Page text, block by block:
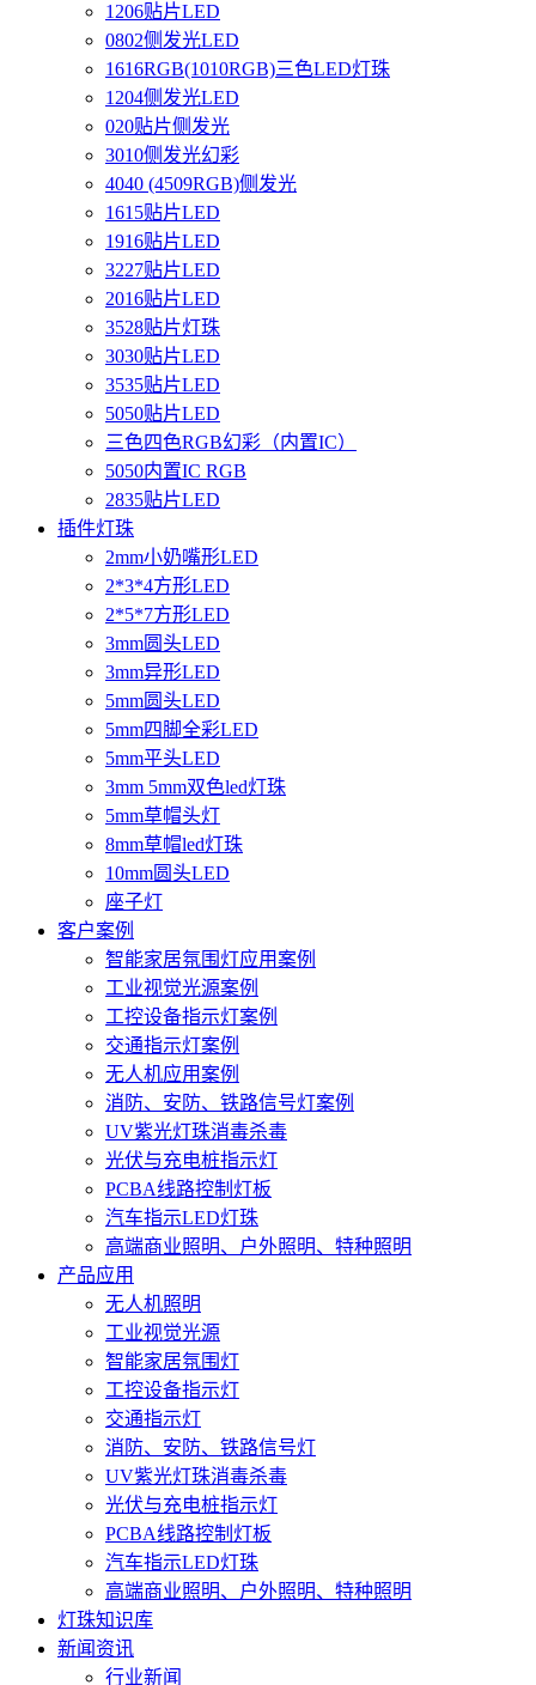
1206贴片LED
0802侧发光LED
1616RGB(1010RGB)三色LED灯珠
1204侧发光LED
020贴片侧发光
3010侧发光幻彩
4040 (4509RGB)侧发光
1615贴片LED
1916贴片LED
3227贴片LED
2016贴片LED
3528贴片灯珠
3030贴片LED
3535贴片LED
5050贴片LED
三色四色RGB幻彩（内置IC）
5050内置IC RGB
2835贴片LED
插件灯珠
2mm小奶嘴形LED
2*3*4方形LED
2*5*7方形LED
3mm圆头LED
3mm异形LED
5mm圆头LED
5mm四脚全彩LED
5mm平头LED
3mm 5mm双色led灯珠
5mm草帽头灯
8mm草帽led灯珠
10mm圆头LED
座子灯
客户案例
智能家居氛围灯应用案例
工业视觉光源案例
工控设备指示灯案例
交通指示灯案例
无人机应用案例
消防、安防、铁路信号灯案例
UV紫光灯珠消毒杀毒
光伏与充电桩指示灯
PCBA线路控制灯板
汽车指示LED灯珠
高端商业照明、户外照明、特种照明
产品应用
无人机照明
工业视觉光源
智能家居氛围灯
工控设备指示灯
交通指示灯
消防、安防、铁路信号灯
UV紫光灯珠消毒杀毒
光伏与充电桩指示灯
PCBA线路控制灯板
汽车指示LED灯珠
高端商业照明、户外照明、特种照明
灯珠知识库
新闻资讯
行业新闻